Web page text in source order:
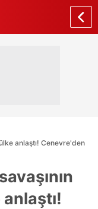
anlaştı! Cenevre'den